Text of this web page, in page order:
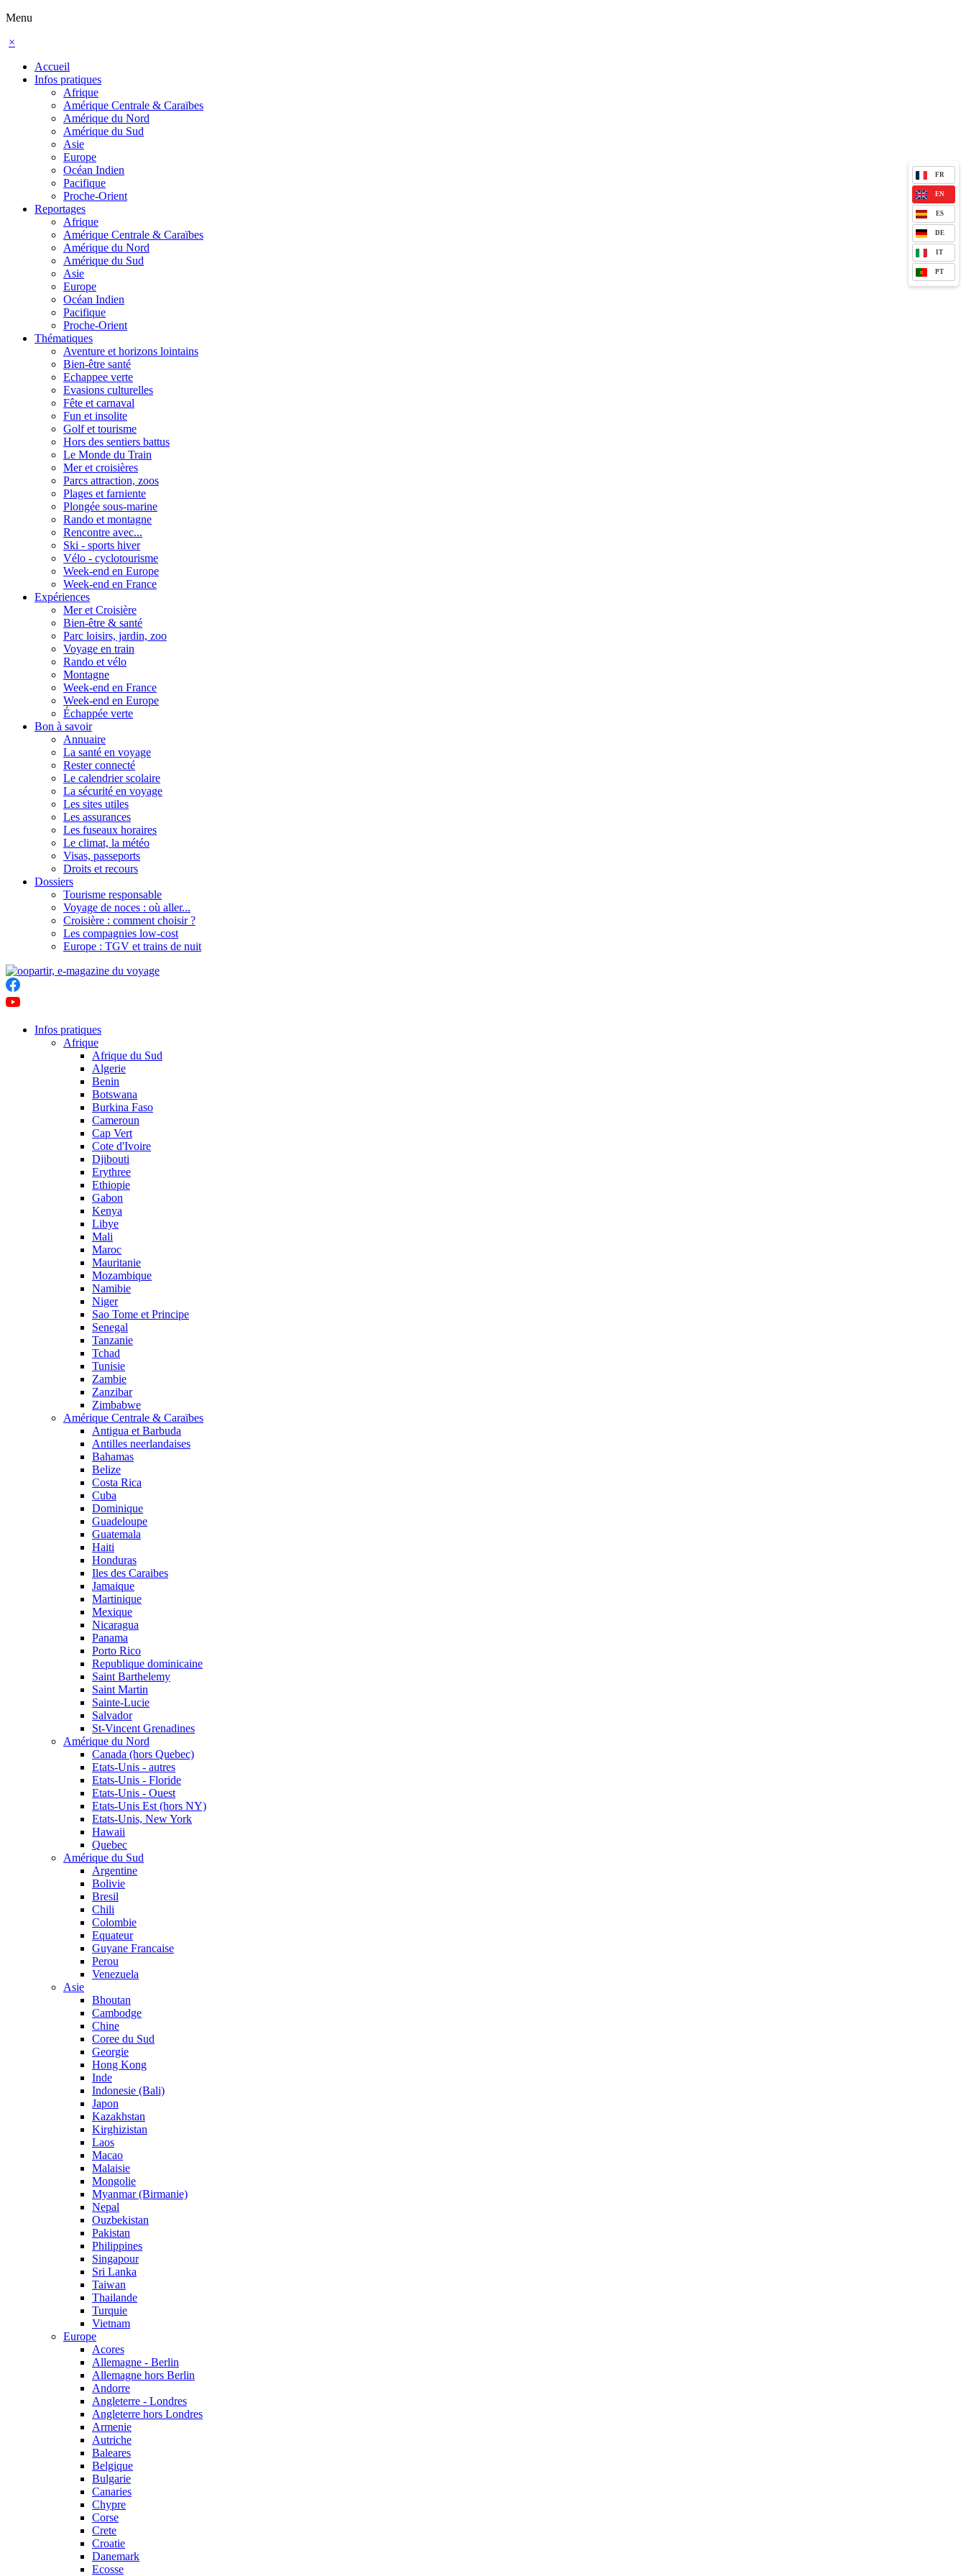
Menu
×
Accueil
Infos pratiques
Afrique
Amérique Centrale & Caraïbes
Amérique du Nord
Amérique du Sud
Asie
Europe
Océan Indien
Pacifique
Proche-Orient
Reportages
Afrique
Amérique Centrale & Caraïbes
Amérique du Nord
Amérique du Sud
Asie
Europe
Océan Indien
Pacifique
Proche-Orient
Thématiques
Aventure et horizons lointains
Bien-être santé
Echappee verte
Evasions culturelles
Fête et carnaval
Fun et insolite
Golf et tourisme
Hors des sentiers battus
Le Monde du Train
Mer et croisières
Parcs attraction, zoos
Plages et farniente
Plongée sous-marine
Rando et montagne
Rencontre avec...
Ski - sports hiver
Vélo - cyclotourisme
Week-end en Europe
Week-end en France
Expériences
Mer et Croisière
Bien-être & santé
Parc loisirs, jardin, zoo
Voyage en train
Rando et vélo
Montagne
Week-end en France
Week-end en Europe
Échappée verte
Bon à savoir
Annuaire
La santé en voyage
Rester connecté
Le calendrier scolaire
La sécurité en voyage
Les sites utiles
Les assurances
Les fuseaux horaires
Le climat, la météo
Visas, passeports
Droits et recours
Dossiers
Tourisme responsable
Voyage de noces : où aller...
Croisière : comment choisir ?
Les compagnies low-cost
Europe : TGV et trains de nuit
FR
EN
ES
DE
IT
PT
Infos pratiques
Afrique
Afrique du Sud
Algerie
Benin
Botswana
Burkina Faso
Cameroun
Cap Vert
Cote d'Ivoire
Djibouti
Erythree
Ethiopie
Gabon
Kenya
Libye
Mali
Maroc
Mauritanie
Mozambique
Namibie
Niger
Sao Tome et Principe
Senegal
Tanzanie
Tchad
Tunisie
Zambie
Zanzibar
Zimbabwe
Amérique Centrale & Caraïbes
Antigua et Barbuda
Antilles neerlandaises
Bahamas
Belize
Costa Rica
Cuba
Dominique
Guadeloupe
Guatemala
Haiti
Honduras
Iles des Caraibes
Jamaique
Martinique
Mexique
Nicaragua
Panama
Porto Rico
Republique dominicaine
Saint Barthelemy
Saint Martin
Sainte-Lucie
Salvador
St-Vincent Grenadines
Amérique du Nord
Canada (hors Quebec)
Etats-Unis - autres
Etats-Unis - Floride
Etats-Unis - Ouest
Etats-Unis Est (hors NY)
Etats-Unis, New York
Hawaii
Quebec
Amérique du Sud
Argentine
Bolivie
Bresil
Chili
Colombie
Equateur
Guyane Francaise
Perou
Venezuela
Asie
Bhoutan
Cambodge
Chine
Coree du Sud
Georgie
Hong Kong
Inde
Indonesie (Bali)
Japon
Kazakhstan
Kirghizistan
Laos
Macao
Malaisie
Mongolie
Myanmar (Birmanie)
Nepal
Ouzbekistan
Pakistan
Philippines
Singapour
Sri Lanka
Taiwan
Thailande
Turquie
Vietnam
Europe
Acores
Allemagne - Berlin
Allemagne hors Berlin
Andorre
Angleterre - Londres
Angleterre hors Londres
Armenie
Autriche
Baleares
Belgique
Bulgarie
Canaries
Chypre
Corse
Crete
Croatie
Danemark
Ecosse